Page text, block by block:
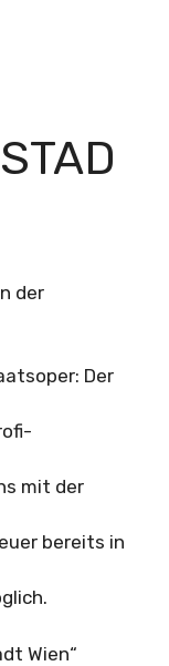
der
Der
mit der
bereits in
Wien“